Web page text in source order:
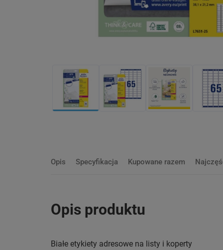
Opis Specyfikacja Kupowane razem
Opis produktu
Białe etykiety adresowe na listy i koperty